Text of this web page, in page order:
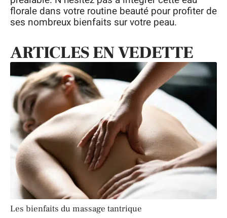
florale dans votre routine beauté pour profiter de
ses nombreux bienfaits sur votre peau.
ARTICLES EN VEDETTE
Les bienfaits du massage tantrique